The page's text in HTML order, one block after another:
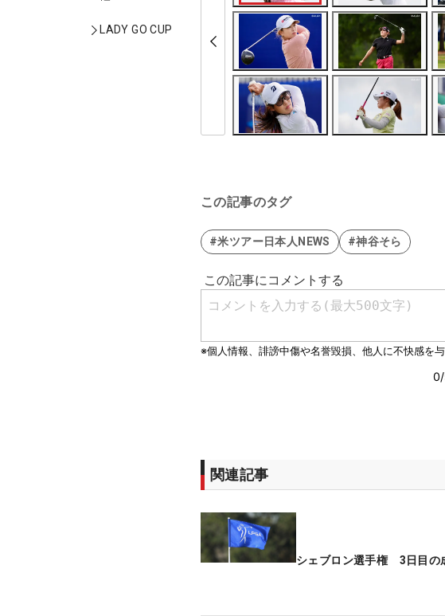
LADY GO CUP
この記事のタグ
#米ツアー日本人NEWS #神谷そら
関連記事
シェブロン選手権 3日目の